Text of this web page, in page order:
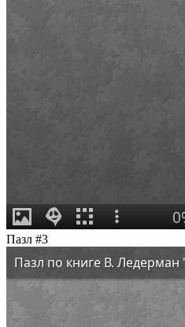
Пазл #3